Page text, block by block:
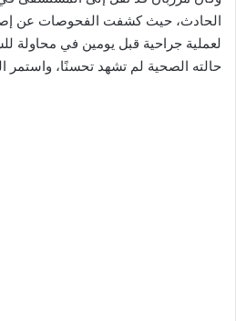
الحادث، حيث كشفت الفحوصات عن
لعملية جراحية قبل يومين في محاولة
حالته الصحية لم تشهد تحسنًا، واستمر